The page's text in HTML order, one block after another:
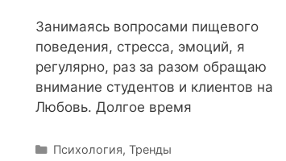
Занимаясь вопросами пищевого
поведения, стресса, эмоций, я
регулярно, раз за разом обращаю
внимание студентов и клиентов на
Любовь. Долгое время
Р
Психология, Тренды